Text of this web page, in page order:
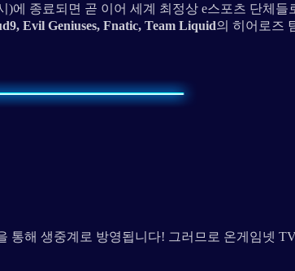
에 종료되면 곧 이어 세계 최정상 e스포츠 단체
Evil Geniuses, Fnatic, Team Liquid의 히어로즈
통해 생중계로 방영됩니다! 그러므로 온게임넷